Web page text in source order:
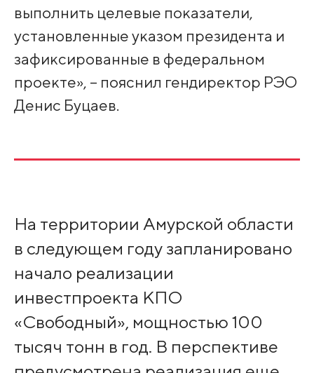
выполнить целевые показатели,
установленные указом президента и
зафиксированные в федеральном
проекте», – пояснил гендиректор РЭО
Денис Буцаев.
На территории Амурской области
в следующем году запланировано
начало реализации
инвестпроекта КПО
«Свободный», мощностью 100
тысяч тонн в год. В перспективе